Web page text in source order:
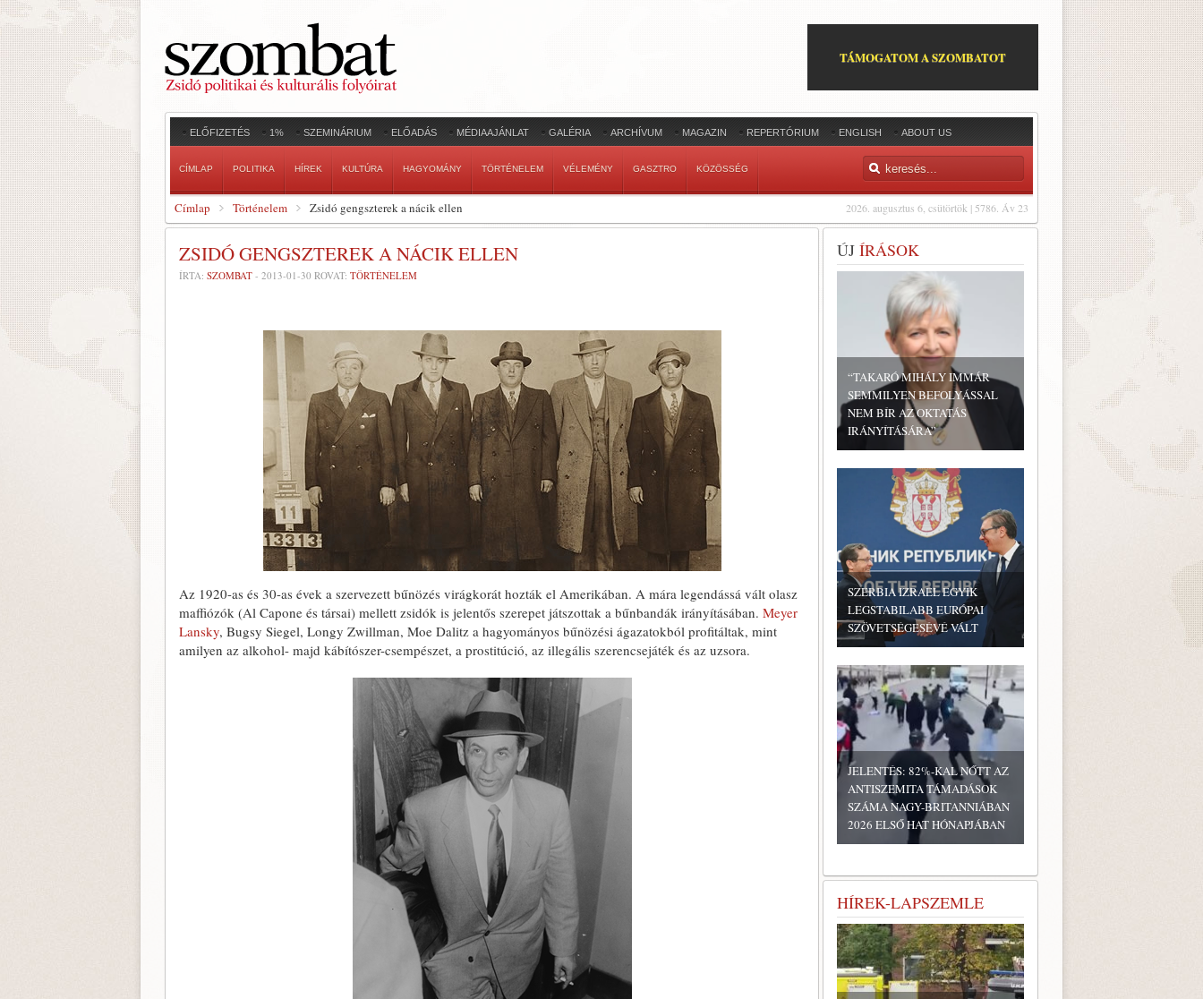
TÁMOGATOM A SZOMBATOT
ELŐFIZETÉS 1% SZEMINÁRIUM ELŐADÁS MÉDIAAJÁNLAT GALÉRIA ARCHÍVUM MAGAZIN REPERTÓRIUM ENGLISH ABOUT US
CÍMLAP POLITIKA HÍREK KULTÚRA HAGYOMÁNY TÖRTÉNELEM VÉLEMÉNY GASZTRO KÖZÖSSÉG
2026. augusztus 6, csütörtök | 5786. Áv 23
Címlap Történelem Zsidó gengszterek a nácik ellen
ZSIDÓ GENGSZTEREK A NÁCIK ELLEN
ÍRTA: SZOMBAT - 2013-01-30 ROVAT: TÖRTÉNELEM
Az 1920-as és 30-as évek a szervezett bűnözés virágkorát hozták el Amerikában. A mára legendássá vált olasz
maffiózók (Al Capone és társai) mellett zsidók is jelentős szerepet játszottak a bűnbandák irányításában. Meyer
Lansky, Bugsy Siegel, Longy Zwillman, Moe Dalitz a hagyományos bűnözési ágazatokból profitáltak, mint
amilyen az alkohol- majd kábítószer-csempészet, a prostitúció, az illegális szerencsejáték és az uzsora.
ÚJ ÍRÁSOK
“TAKARÓ MIHÁLY IMMÁR
SEMMILYEN BEFOLYÁSSAL
NEM BÍR AZ OKTATÁS
IRÁNYÍTÁSÁRA”
SZERBIA IZRAEL EGYIK
LEGSTABILABB EURÓPAI
SZÖVETSÉGESÉVÉ VÁLT
JELENTÉS: 82%-KAL NŐTT AZ
ANTISZEMITA TÁMADÁSOK
SZÁMA NAGY-BRITANNIÁBAN
2026 ELSŐ HAT HÓNAPJÁBAN
HÍREK-LAPSZEMLE